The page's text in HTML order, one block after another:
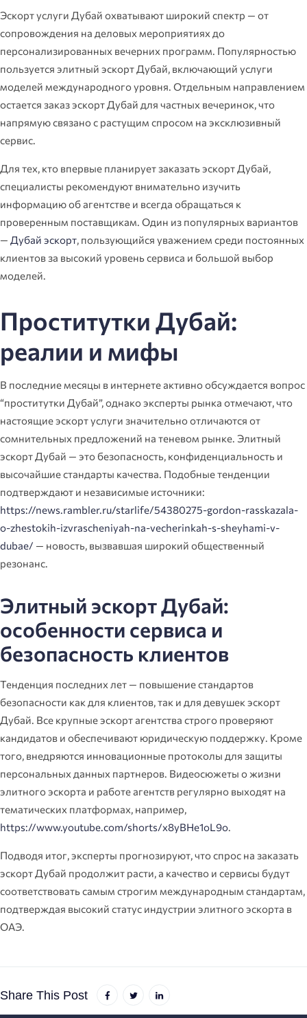
Эскорт услуги Дубай охватывают широкий спектр — от
сопровождения на деловых мероприятиях до
персонализированных вечерних программ. Популярностью
пользуется элитный эскорт Дубай, включающий услуги
моделей международного уровня. Отдельным направлением
остается заказ эскорт Дубай для частных вечеринок, что
напрямую связано с растущим спросом на эксклюзивный
сервис.
Для тех, кто впервые планирует заказать эскорт Дубай,
специалисты рекомендуют внимательно изучить
информацию об агентстве и всегда обращаться к
проверенным поставщикам. Один из популярных вариантов
— Дубай эскорт, пользующийся уважением среди постоянных
клиентов за высокий уровень сервиса и большой выбор
моделей.
Проститутки Дубай:
реалии и мифы
В последние месяцы в интернете активно обсуждается вопрос
“проститутки Дубай”, однако эксперты рынка отмечают, что
настоящие эскорт услуги значительно отличаются от
сомнительных предложений на теневом рынке. Элитный
эскорт Дубай — это безопасность, конфиденциальность и
высочайшие стандарты качества. Подобные тенденции
подтверждают и независимые источники:
https://news.rambler.ru/starlife/54380275-gordon-rasskazala-
o-zhestokih-izvrascheniyah-na-vecherinkah-s-sheyhami-v-
dubae/ — новость, вызвавшая широкий общественный
резонанс.
Элитный эскорт Дубай:
особенности сервиса и
безопасность клиентов
Тенденция последних лет — повышение стандартов
безопасности как для клиентов, так и для девушек эскорт
Дубай. Все крупные эскорт агентства строго проверяют
кандидатов и обеспечивают юридическую поддержку. Кроме
того, внедряются инновационные протоколы для защиты
персональных данных партнеров. Видеосюжеты о жизни
элитного эскорта и работе агентств регулярно выходят на
тематических платформах, например,
https://www.youtube.com/shorts/x8yBHe1oL9o.
Подводя итог, эксперты прогнозируют, что спрос на заказать
эскорт Дубай продолжит расти, а качество и сервисы будут
соответствовать самым строгим международным стандартам,
подтверждая высокий статус индустрии элитного эскорта в
ОАЭ.
Share This Post